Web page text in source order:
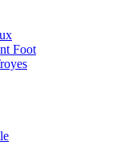
Foot